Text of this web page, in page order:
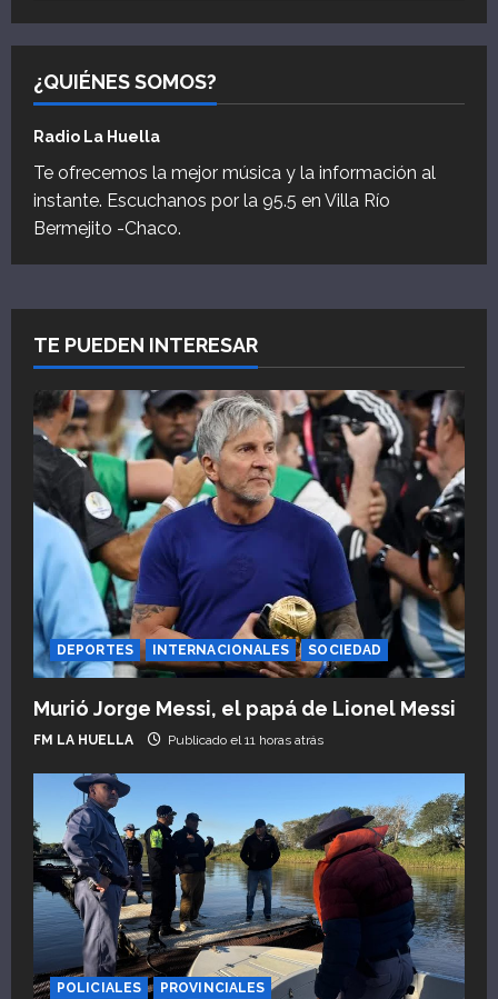
¿QUIÉNES SOMOS?
Radio La Huella
Te ofrecemos la mejor música y la información al
instante. Escuchanos por la 95.5 en Villa Río
Bermejito -Chaco.
TE PUEDEN INTERESAR
DEPORTES INTERNACIONALES SOCIEDAD
Murió Jorge Messi, el papá de Lionel Messi
FM LA HUELLA Publicado el 11 horas atrás
POLICIALES PROVINCIALES